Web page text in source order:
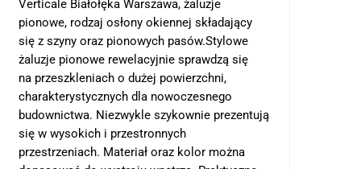
Verticale Białołęka Warszawa, żaluzje
pionowe, rodzaj osłony okiennej składający
się z szyny oraz pionowych pasów.Stylowe
żaluzje pionowe rewelacyjnie sprawdzą się
na przeszkleniach o dużej powierzchni,
charakterystycznych dla nowoczesnego
budownictwa. Niezwykle szykownie prezentują
się w wysokich i przestronnych
przestrzeniach. Materiał oraz kolor można